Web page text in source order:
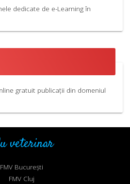
dedicate de e-Learning în
gratuit publicații din domeniul
veterinar
FMV București
FMV Cluj